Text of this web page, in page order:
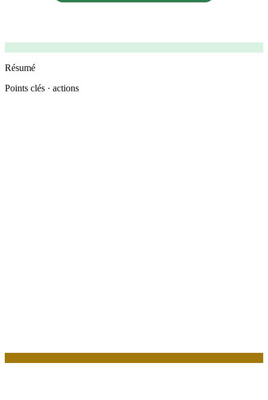
Résumé
Points clés · actions